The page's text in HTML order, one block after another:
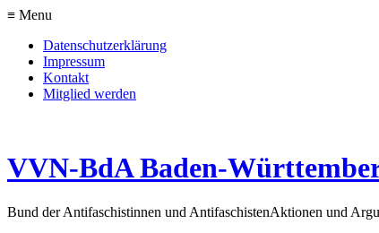
≡ Menu
Datenschutzerklärung
Impressum
Kontakt
Mitglied werden
VVN-BdA Baden-
Bund der Antifaschistinnen und AntifaschistenAktionen und